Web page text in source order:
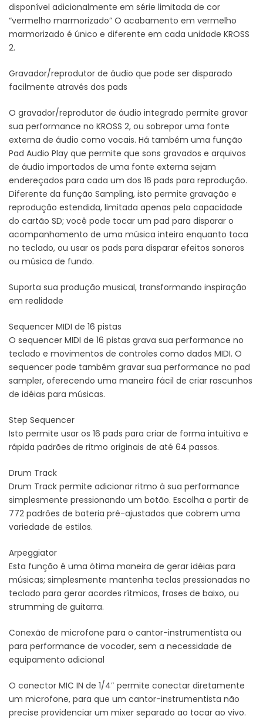
disponível adicionalmente em série limitada de cor
“vermelho marmorizado” O acabamento em vermelho
marmorizado é único e diferente em cada unidade KROSS
2.
Gravador/reprodutor de áudio que pode ser disparado
facilmente através dos pads
O gravador/reprodutor de áudio integrado permite gravar
sua performance no KROSS 2, ou sobrepor uma fonte
externa de áudio como vocais. Há também uma função
Pad Audio Play que permite que sons gravados e arquivos
de áudio importados de uma fonte externa sejam
endereçados para cada um dos 16 pads para reprodução.
Diferente da função Sampling, isto permite gravação e
reprodução estendida, limitada apenas pela capacidade
do cartão SD; você pode tocar um pad para disparar o
acompanhamento de uma música inteira enquanto toca
no teclado, ou usar os pads para disparar efeitos sonoros
ou música de fundo.
Suporta sua produção musical, transformando inspiração
em realidade
Sequencer MIDI de 16 pistas
O sequencer MIDI de 16 pistas grava sua performance no
teclado e movimentos de controles como dados MIDI. O
sequencer pode também gravar sua performance no pad
sampler, oferecendo uma maneira fácil de criar rascunhos
de idéias para músicas.
Step Sequencer
Isto permite usar os 16 pads para criar de forma intuitiva e
rápida padrões de ritmo originais de até 64 passos.
Drum Track
Drum Track permite adicionar ritmo à sua performance
simplesmente pressionando um botão. Escolha a partir de
772 padrões de bateria pré-ajustados que cobrem uma
variedade de estilos.
Arpeggiator
Esta função é uma ótima maneira de gerar idéias para
músicas; simplesmente mantenha teclas pressionadas no
teclado para gerar acordes rítmicos, frases de baixo, ou
strumming de guitarra.
Conexão de microfone para o cantor-instrumentista ou
para performance de vocoder, sem a necessidade de
equipamento adicional
O conector MIC IN de 1/4″ permite conectar diretamente
um microfone, para que um cantor-instrumentista não
precise providenciar um mixer separado ao tocar ao vivo.